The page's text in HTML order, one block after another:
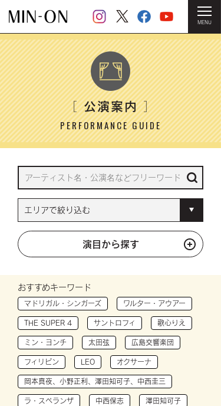
MENU
HOME ＞ 公演案内
［公演案内］
PERFORMANCE GUIDE
演目から探す
おすすめキーワード
マドリガル・シンガーズ ワルター・アウアー
THE SUPER 4 サントロフィ 歌心りえ
ミン・ヨンチ 太田弦 広島交響楽団
フィリピン LEO オクサーナ
岡本真夜、小野正利、澤田知可子、中西圭三
ラ・スペランザ 中西保志 澤田知可子